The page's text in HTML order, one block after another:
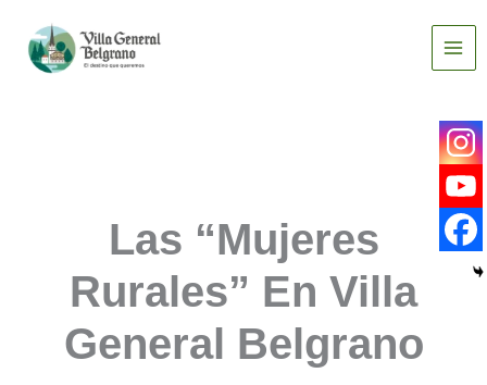
contenido
Las “Mujeres
Rurales” En Villa
General Belgrano